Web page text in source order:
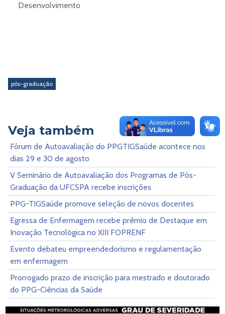
Desenvolvimento
pós-graduação
Veja também
Fórum de Autoavaliação do PPGTIGSaúde acontece nos
dias 29 e 30 de agosto
V Seminário de Autoavaliação dos Programas de Pós-
Graduação da UFCSPA recebe inscrições
PPG-TIGSaúde promove seleção de novos docentes
Egressa de Enfermagem recebe prêmio de Destaque em
Inovação Tecnológica no XIII FOPRENF
Evento debateu empreendedorismo e regulamentação
em enfermagem
Prorrogado prazo de inscrição para mestrado e doutorado
do PPG-Ciências da Saúde